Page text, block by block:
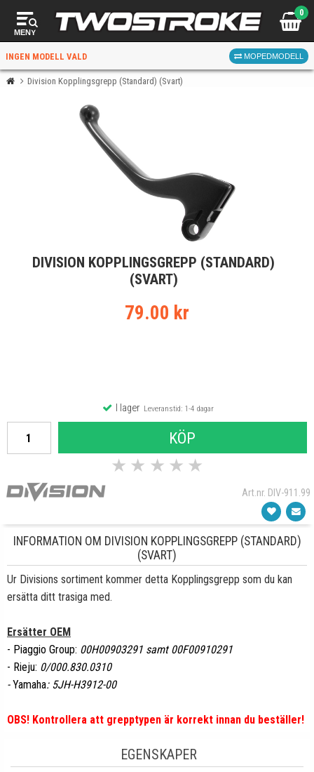
MENY
0
INGEN MODELL VALD MOPEDMODELL
VÄLJ MOPED
När du valt kommer butiken visa delar för vald moped
och universella produkter.
Division Kopplingsgrepp (Standard) (Svart)
DIVISION KOPPLINGSGREPP (STANDARD)
(SVART)
79.00 kr
I lagerLeveranstid: 1-4 dagar
KÖP
★ ★ ★ ★ ★
Art.nr. DIV-911.99
INFORMATION OM DIVISION KOPPLINGSGREPP (STANDARD)
(SVART)
Ur Divisions sortiment kommer detta Kopplingsgrepp som du kan
ersätta ditt trasiga med.
Ersätter OEM
- Piaggio Group: 00H00903291 samt 00F00910291
- Rieju: 0/000.830.0310
-Yamaha: 5JH-H3912-00
OBS! Kontrollera att grepptypen är korrekt innan du beställer!
EGENSKAPER